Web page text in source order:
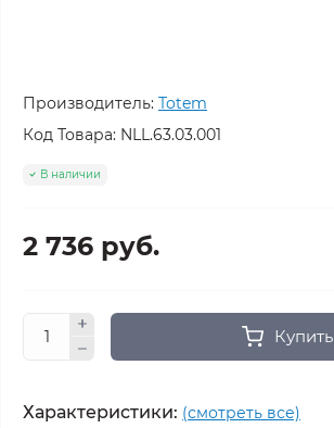
Производитель: Totem
Код Товара: NLL.63.03.001
В наличии
2 736 руб.
Купить
Характеристики: (смотреть все)